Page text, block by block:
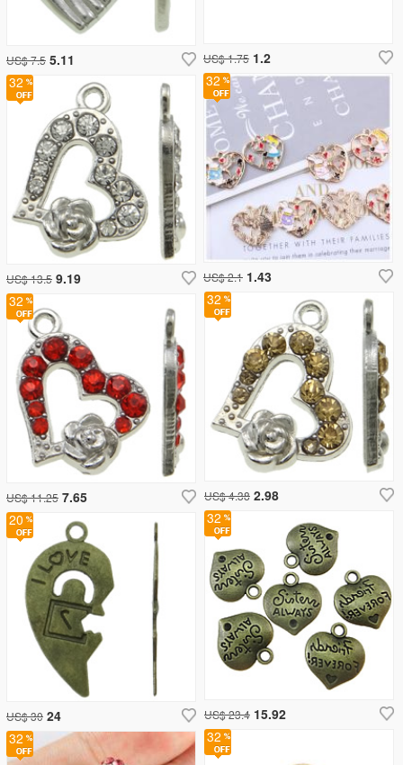
US$ 7.5 5.11
32
US$ 13.5 9.19
32
US$ 2.1 1.43
US$ 1.75 1.2
32
US$ 4.38 2.98
32
US$ 11.25 7.65
32
US$ 23.4 15.92
20
US$ 30 24
32
32